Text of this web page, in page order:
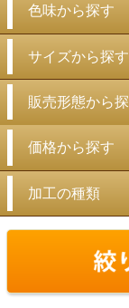
色味から探す
サイズから探す
販売形態から
価格から探す
加工の種類